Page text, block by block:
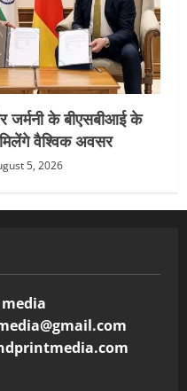
जर्मनी के बीएसबीआई के
वैश्विक अवसर
5, 2026